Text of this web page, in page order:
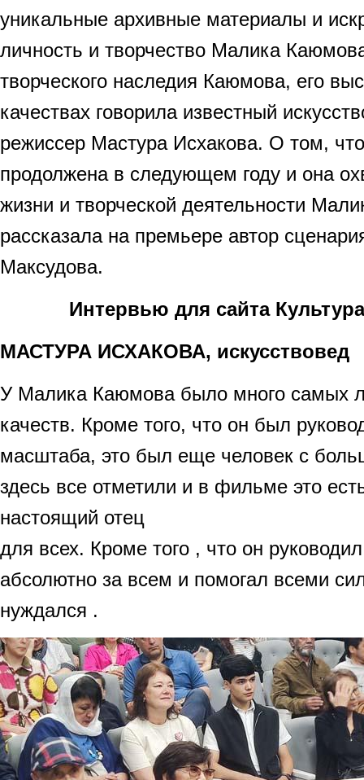
уникальные архивные материалы и
личность и творчество Малика
творческого наследия Каюмова, его
качествах говорила известный
режиссер Мастура Исхакова. О том,
продолжена в следующем году и она
жизни и творческой деятельности
рассказала на премьере автор
Максудова.
Интервью для сайта
МАСТУРА ИСХАКОВА, искусствовед
У Малика Каюмова было много самых
качеств. Кроме того, что он был
масштаба, это был еще человек с
здесь все отметили и в фильме это
настоящий отец
для всех. Кроме того , что он
абсолютно за всем и помогал всеми
нуждался .